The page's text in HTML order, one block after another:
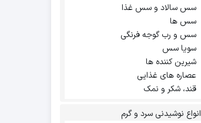
سس سالاد و سس غذا
سس ها
سس و رب گوجه فرنگی
سویا سس
شیرین کننده ها
عصاره های غذایی
قند، شکر و نمک
انواع نوشیدنی سرد و گرم